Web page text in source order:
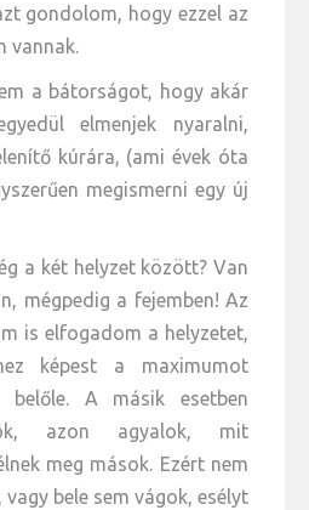
gondolom, hogy ezzel az
vannak.
a bátorságot, hogy akár
elmenjek nyaralni,
kúrára, (ami évek óta
megismerni egy új
a két helyzet között? Van
mégpedig a fejemben! Az
is elfogadom a helyzetet,
képest a maximumot
A másik esetben
azon agyalok, mit
meg mások. Ezért nem
bele sem vágok, esélyt